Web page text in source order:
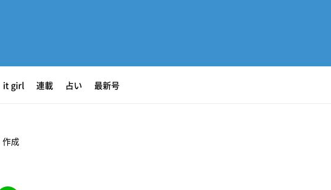
it girl 連載 占い 最新号
作成